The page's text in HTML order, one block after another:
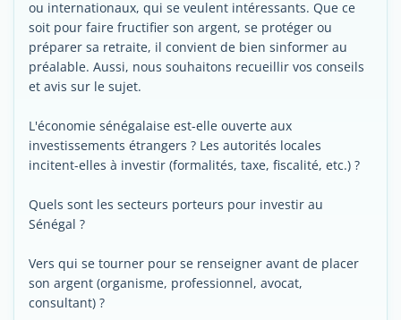
ou internationaux, qui se veulent intéressants. Que ce
soit pour faire fructifier son argent, se protéger ou
préparer sa retraite, il convient de bien sinformer au
préalable. Aussi, nous souhaitons recueillir vos conseils
et avis sur le sujet.
L'économie sénégalaise est-elle ouverte aux
investissements étrangers ? Les autorités locales
incitent-elles à investir (formalités, taxe, fiscalité, etc.) ?
Quels sont les secteurs porteurs pour investir au
Sénégal ?
Vers qui se tourner pour se renseigner avant de placer
son argent (organisme, professionnel, avocat,
consultant) ?